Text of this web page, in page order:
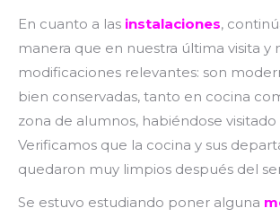
En cuanto a las instalaciones,
manera que en nuestra última visita y
modificaciones relevantes: son
bien conservadas, tanto en cocina
zona de alumnos, habiéndose visitado
Verificamos que la cocina y sus
quedaron muy limpios después del
Se estuvo estudiando poner alguna